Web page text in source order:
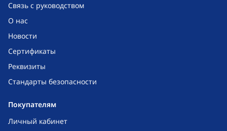
Связь с руководством
О нас
Новости
Сертификаты
Реквизиты
Стандарты безопасности
Покупателям
Личный кабинет